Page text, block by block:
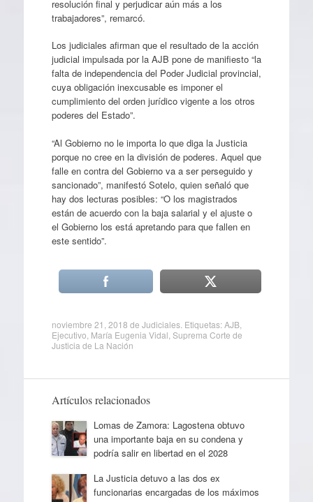
resolución final y perjudicar aún más a los
trabajadores”, remarcó.
Los judiciales afirman que el resultado de la acción
judicial impulsada por la AJB pone de manifiesto “la
falta de independencia del Poder Judicial provincial,
cuya obligación inexcusable es imponer el
cumplimiento del orden jurídico vigente a los otros
poderes del Estado”.
“Al Gobierno no le importa lo que diga la Justicia
porque no cree en la división de poderes. Aquel que
falle en contra del Gobierno va a ser perseguido y
sancionado”, manifestó Sotelo, quien señaló que
hay dos lecturas posibles: “O los magistrados
están de acuerdo con la baja salarial y el ajuste o
el Gobierno los está apretando para que fallen en
este sentido”.
noviembre 21, 2018 de Judiciales. Etiquetas:AJB,
Ejecutivo María Eugenia Vidal Suprema Corte de
Justicia de La Nación
Artículos relacionados
Lomas de Zamora: Lagostena obtuvo
una importante baja en su condena y
podría salir en libertad en el 2028
La Justicia detuvo a las dos ex
funcionarias encargadas de los máximos